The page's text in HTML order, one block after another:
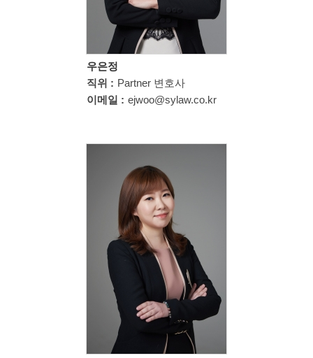
우은정
직위 : Partner 변호사
이메일 : ejwoo@sylaw.co.kr